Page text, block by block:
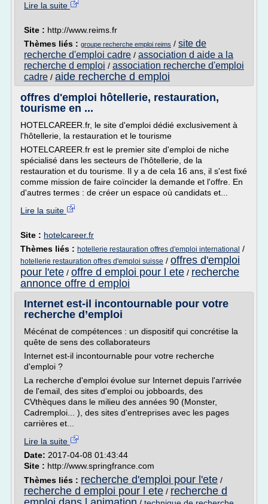
Lire la suite
Site : http://www.reims.fr
Thèmes liés : groupe recherche emploi reims / site de
recherche d'emploi cadre / association d aide a la
recherche d emploi / association recherche d'emploi
cadre / aide recherche d emploi
offres d'emploi hôtellerie, restauration,
tourisme en ...
HOTELCAREER.fr, le site d'emploi dédié exclusivement à
l'hôtellerie, la restauration et le tourisme
HOTELCAREER.fr est le premier site d'emploi de niche
spécialisé dans les secteurs de l'hôtellerie, de la
restauration et du tourisme. Il y a de cela 16 ans, il s'est fixé
comme mission de faire coïncider la demande et l'offre. En
d'autres termes : de créer un espace où candidats et...
Lire la suite
Site : hotelcareer.fr
Thèmes liés : hotellerie restauration offres d'emploi international /
hotellerie restauration offres d'emploi suisse / offres d'emploi
pour l'ete / offre d emploi pour l ete / recherche
annonce offre d emploi
Internet est-il incontournable pour votre
recherche d’emploi
Mécénat de compétences : un dispositif qui concrétise la
quête de sens des collaborateurs
Internet est-il incontournable pour votre recherche
d'emploi ?
La recherche d'emploi évolue sur Internet depuis l'arrivée
de l'email, des sites d'emploi ou jobboards, des
CVthèques dans le milieu des années 90 (Monster,
Cadremploi... ), des sites d'entreprises avec les pages
carrières et...
Lire la suite
Date: 2017-04-08 01:43:44
Site : http://www.springfrance.com
Thèmes liés : recherche d'emploi pour l'ete /
recherche d emploi pour l ete / recherche d